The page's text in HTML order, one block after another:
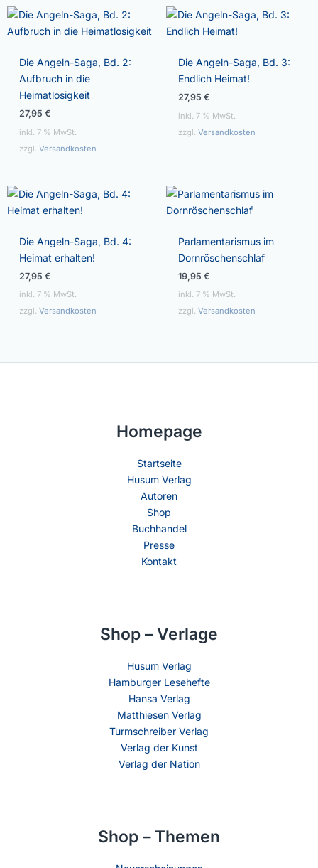
Die Angeln-Saga, Bd. 2:
Aufbruch in die
Heimatlosigkeit
27,95 €
inkl. 7 % MwSt.
zzgl. Versandkosten
Die Angeln-Saga, Bd. 3:
Endlich Heimat!
27,95 €
inkl. 7 % MwSt.
zzgl. Versandkosten
Die Angeln-Saga, Bd. 4:
Heimat erhalten!
27,95 €
inkl. 7 % MwSt.
zzgl. Versandkosten
Parlamentarismus im
Dornröschenschlaf
19,95 €
inkl. 7 % MwSt.
zzgl. Versandkosten
Homepage
Startseite
Husum Verlag
Autoren
Shop
Buchhandel
Presse
Kontakt
Shop – Verlage
Husum Verlag
Hamburger Lesehefte
Hansa Verlag
Matthiesen Verlag
Turmschreiber Verlag
Verlag der Kunst
Verlag der Nation
Shop – Themen